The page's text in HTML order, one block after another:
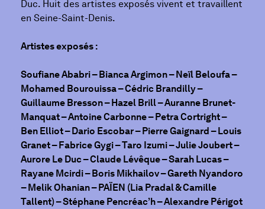
Duc. Huit des artistes exposés vivent et travaillent
en Seine-Saint-Denis.
Artistes exposés :
Soufiane Ababri – Bianca Argimon – Neïl Beloufa –
Mohamed Bourouissa – Cédric Brandilly –
Guillaume Bresson – Hazel Brill – Auranne Brunet-
Manquat – Antoine Carbonne – Petra Cortright –
Ben Elliot – Dario Escobar – Pierre Gaignard – Louis
Granet – Fabrice Gygi – Taro Izumi – Julie Joubert –
Aurore Le Duc – Claude Lévêque – Sarah Lucas –
Rayane Mcirdi – Boris Mikhailov – Gareth Nyandoro
– Melik Ohanian – PAÏEN (Lia Pradal & Camille
Tallent) – Stéphane Pencréac’h – Alexandre Périgot